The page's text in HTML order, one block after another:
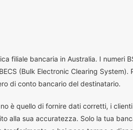
filiale bancaria in Australia. I numeri
(Bulk Electronic Clearing System).
di conto bancario del destinatario.
è quello di fornire dati corretti, i
alla sua accuratezza. Solo la tua